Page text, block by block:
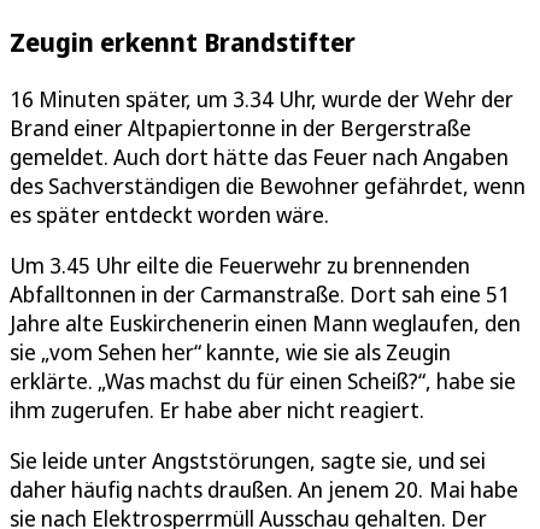
Zeugin erkennt Brandstifter
16 Minuten später, um 3.34 Uhr, wurde der Wehr der
Brand einer Altpapiertonne in der Bergerstraße
gemeldet. Auch dort hätte das Feuer nach Angaben
des Sachverständigen die Bewohner gefährdet, wenn
es später entdeckt worden wäre.
Um 3.45 Uhr eilte die Feuerwehr zu brennenden
Abfalltonnen in der Carmanstraße. Dort sah eine 51
Jahre alte Euskirchenerin einen Mann weglaufen, den
sie „vom Sehen her“ kannte, wie sie als Zeugin
erklärte. „Was machst du für einen Scheiß?“, habe sie
ihm zugerufen. Er habe aber nicht reagiert.
Sie leide unter Angststörungen, sagte sie, und sei
daher häufig nachts draußen. An jenem 20. Mai habe
sie nach Elektrosperrmüll Ausschau gehalten. Der